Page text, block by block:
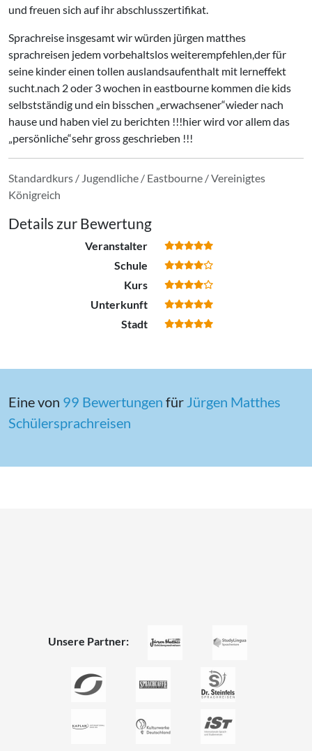
und freuen sich auf ihr abschlusszertifikat.
Sprachreise insgesamt wir würden jürgen matthes
sprachreisen jedem vorbehaltslos weiterempfehlen,der für
seine kinder einen tollen auslandsaufenthalt mit lerneffekt
sucht.nach 2 oder 3 wochen in eastbourne kommen die kids
selbstständig und ein bisschen erwachsener wieder nach
hause und haben viel zu berichten !!!hier wird vor allem das
persönliche sehr gross geschrieben !!!
Standardkurs / Jugendliche / Eastbourne / Vereinigtes
Königreich
Details zur Bewertung
Veranstalter
Schule
Kurs
Unterkunft
Stadt
Eine von 99 Bewertungen für Jürgen Matthes
Schülersprachreisen
Unsere Partner: